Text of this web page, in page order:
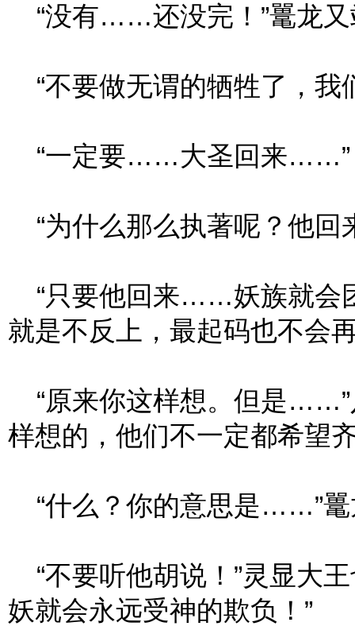
“没有……还没完！”鼍龙又
“不要做无谓的牺牲了，我
“一定要……大圣回来……”
“为什么那么执著呢？他回
“只要他回来……妖族就会
就是不反上，最起码也不会
“原来你这样想。但是……”
样想的，他们不一定都希望
“什么？你的意思是……”鼍
“不要听他胡说！”灵显大
妖就会永远受神的欺负！”